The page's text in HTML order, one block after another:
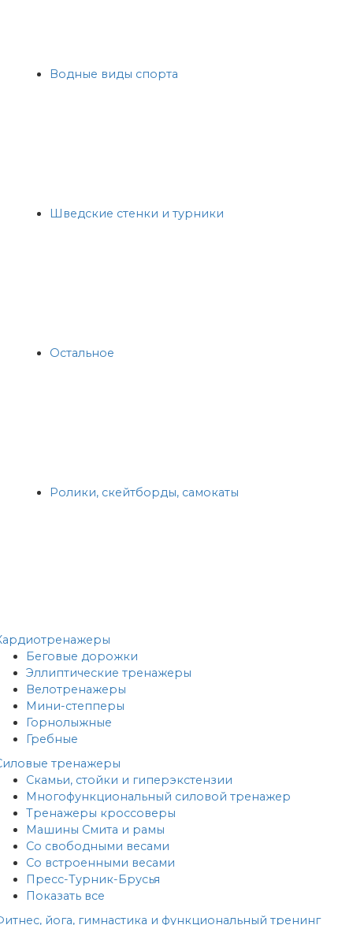
Водные виды спорта
Шведские стенки и турники
Остальное
Ролики, скейтборды, самокаты
Беговые дорожки
Эллиптические тренажеры
Велотренажеры
Мини-степперы
Горнолыжные
Гребные
тренажеры
Скамьи, стойки и гиперэкстензии
Многофункциональный силовой тренажер
Тренажеры кроссоверы
Машины Смита и рамы
Со свободными весами
Со встроенными весами
Пресс-Турник-Брусья
Показать все
йога, гимнастика и функциональный тренинг